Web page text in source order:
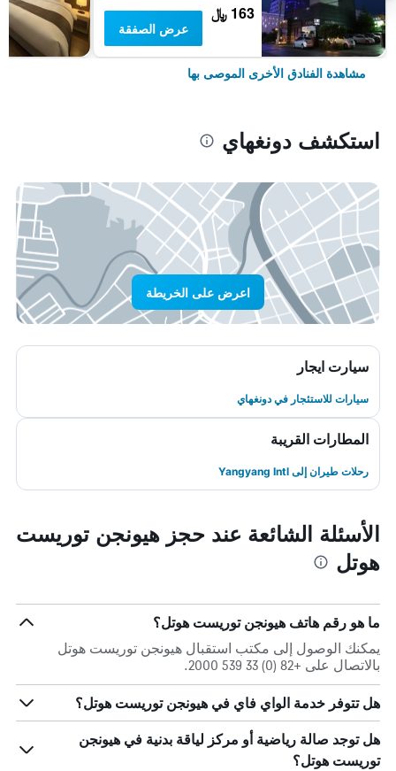
163 ﷼
عرض الصفقة
مشاهدة الفنادق الأخرى الموصى بها
استكشف دونغهاي
اعرض على الخريطة
سيارت ايجار
سيارات للاستئجار في دونغهاي
المطارات القريبة
رحلات طيران إلى Yangyang Intl
الأسئلة الشائعة عند حجز هيونجن توريست
هوتل
ما هو رقم هاتف هيونجن توريست هوتل؟
يمكنك الوصول إلى مكتب استقبال هيونجن توريست هوتل
بالاتصال على +82 (0) 33 539 2000.
هل تتوفر خدمة الواي فاي في هيونجن توريست هوتل؟
هل توجد صالة رياضية أو مركز لياقة بدنية في هيونجن
توريست هوتل؟